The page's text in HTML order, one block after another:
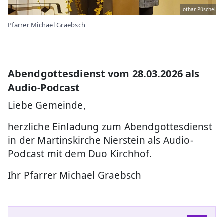
Lothar Püschel
Pfarrer Michael Graebsch
Abendgottesdienst vom 28.03.2026 als
Audio-Podcast
Liebe Gemeinde,
herzliche Einladung zum Abendgottesdienst
in der Martinskirche Nierstein als Audio-
Podcast mit dem Duo Kirchhof.
Ihr Pfarrer Michael Graebsch